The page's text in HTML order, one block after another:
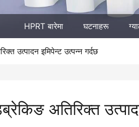
HPRT बारेमा घटनाहरू
उत्पादन इमिपेन्ट उत्पन्न गर्दछ
अतिरिक्त